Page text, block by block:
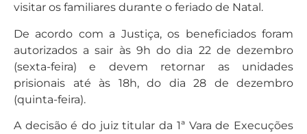
visitar os familiares durante o feriado de Natal.
De acordo com a Justiça, os beneficiados foram
autorizados a sair às 9h do dia 22 de dezembro
(sexta-feira) e devem retornar as unidades
prisionais até às 18h, do dia 28 de dezembro
(quinta-feira).
A decisão é do juiz titular da 1ª Vara de Execuções